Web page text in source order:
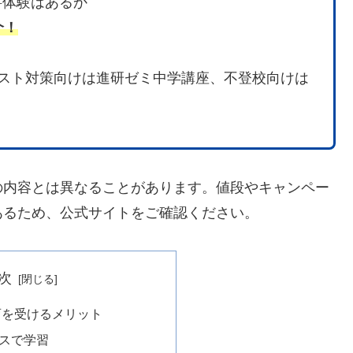
！
ト対策向けは進研ゼミ中学講座、不登校向けは
容とは異なることがあります。値段やキャンペー
ため、公式サイトをご確認ください。
受けるメリット
で学習